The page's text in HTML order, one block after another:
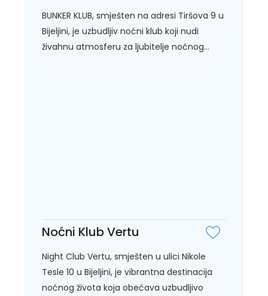
BUNKER KLUB, smješten na adresi Tiršova 9 u
Bijeljini, je uzbudljiv noćni klub koji nudi
živahnu atmosferu za ljubitelje noćnog...
Noćni Klub Vertu
Night Club Vertu, smješten u ulici Nikole
Tesle 10 u Bijeljini, je vibrantna destinacija
noćnog života koja obećava uzbudljivo